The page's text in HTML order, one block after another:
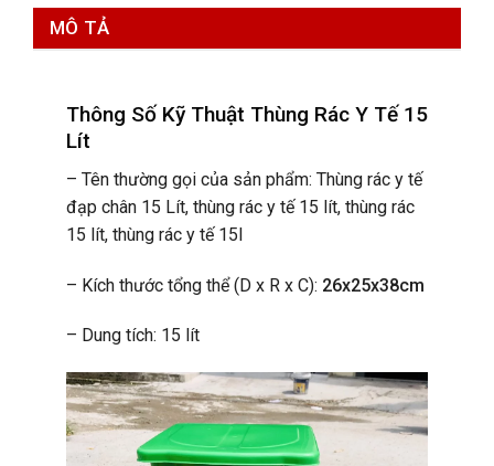
MÔ TẢ
Thông Số Kỹ Thuật Thùng Rác Y Tế 15
Lít
– Tên thường gọi của sản phẩm: Thùng rác y tế
đạp chân 15 Lít, thùng rác y tế 15 lít, thùng rác
15 lít, thùng rác y tế 15l
– Kích thước tổng thể (D x R x C): 26x25x38cm
– Dung tích: 15 lít